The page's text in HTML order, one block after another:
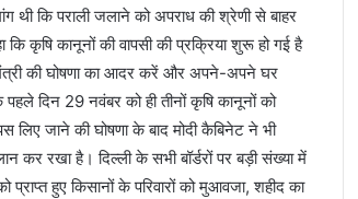
थी कि पराली जलाने को अपराध की श्रेणी से बाहर
कृषि कानूनों की वापसी की प्रक्रिया शुरू हो गई है
की घोषणा का आदर करें और अपने-अपने घर
दिन 29 नवंबर को ही तीनों कृषि कानूनों को
लिए जाने की घोषणा के बाद मोदी कैबिनेट ने भी
रखा है। दिल्ली के सभी बॉर्डरों पर बड़ी संख्या में
हुए किसानों के परिवारों को मुआवजा, शहीद का